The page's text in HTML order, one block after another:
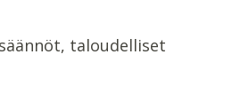
taloudelliset